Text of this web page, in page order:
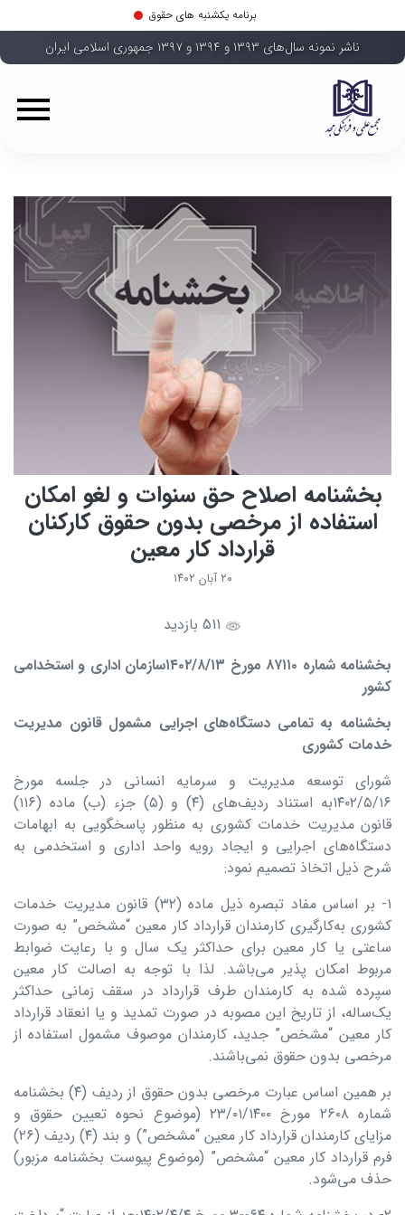
برنامه یکشنبه های حقوق
ناشر نمونه سال‌های ۱۳۹۳ و ۱۳۹۴ و ۱۳۹۷ جمهوری اسلامی ایران
بخشنامه اصلاح حق سنوات و لغو امکان
استفاده از مرخصی بدون حقوق کارکنان
قرارداد کار معین
۲۰ آبان ۱۴۰۲
بخشنامه شماره ۸۷۱۱۰ مورخ ۱۴۰۲/۸/۱۳سازمان اداری و استخدامی
کشور
بخشنامه به تمامی دستگاه‌های اجرایی مشمول قانون مدیریت
خدمات کشوری
شورای توسعه مدیریت و سرمایه انسانی در جلسه مورخ
۱۴۰۲/۵/۱۶به استناد ردیف‌های (۴) و (۵) جزء (ب) ماده (۱۱۶)
قانون مدیریت خدمات کشوری به منظور پاسخگویی به ابهامات
دستگاه‌های اجرایی و ایجاد رویه واحد اداری و استخدمی به
شرح ذیل اتخاذ تصمیم نمود:
۱- بر اساس مفاد تبصره ذیل ماده (۳۲) قانون مدیریت خدمات
کشوری به‌کارگیری کارمندان قرارداد کار معین “مشخص” به صورت
ساعتی یا کار معین برای حداکثر یک سال و با رعایت ضوابط
مربوط امکان پذیر می‌‌باشد. لذا با توجه به اصالت کار معین
سپرده شده به کارمندان طرف قرارداد در سقف زمانی حداکثر
یک‌ساله، از تاریخ این مصوبه در صورت تمدید و یا انعقاد قرارداد
کار معین “مشخص” جدید، کارمندان موصوف مشمول استفاده از
مرخصی بدون حقوق نمی‌باشند.
بر همین اساس عبارت مرخصی بدون حقوق از ردیف (۴) بخشنامه
شماره ۲۶۰۸ مورخ ۲۳/۰۱/۱۴۰۰ (موضوع نحوه تعیین حقوق و
مزایای کارمندان قرارداد کار معین “مشخص”) و بند (۴) ردیف (۲۶)
فرم قرارداد کار معین “مشخص” (موضوع پیوست بخشنامه مزبور)
حذف می‌شود.